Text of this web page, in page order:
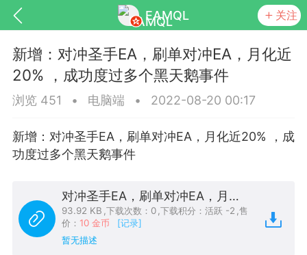
EAMQL 关注
匿名树洞 发起挑战 幸运转盘
Lv.9 神隐会员 靓号
EA+
电脑端 趋势
狼行黄金一次一单1.1你们期待的一
新增：对冲圣手EA，刷单对冲EA，月化近
20% ，成功度过多个黑天鹅事件
浏览 451 • 电脑端 • 2022-08-20 00:17
新增：对冲圣手EA，刷单对冲EA，月化近20% ，成
功度过多个黑天鹅事件
对冲圣手EA，刷单对冲EA，月化近20% ，成功度过多个黑天鹅事件.zip
93.92 KB ,下载次数：0 ,下载积分：活跃 -2 ,售
价： 10 金币
[记录]
暂无描述